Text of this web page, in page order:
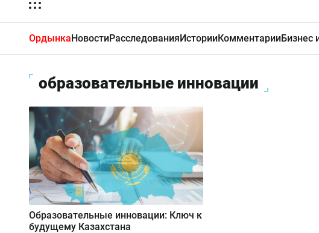
ОрдынкаНовостиРасследованияИсторииКомментарииБизнес
образовательные инновации
Образовательные инновации: Ключ к
будущему Казахстана